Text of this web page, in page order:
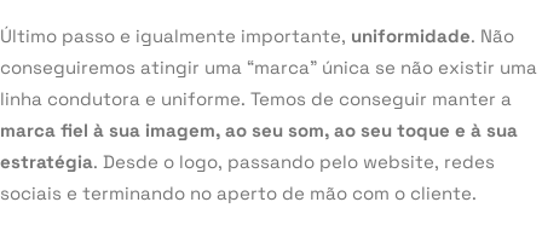
Último passo e igualmente importante, uniformidade. Não
conseguiremos atingir uma “marca” única se não existir uma
linha condutora e uniforme. Temos de conseguir manter a
marca fiel à sua imagem, ao seu som, ao seu toque e à sua
estratégia. Desde o logo, passando pelo website, redes
sociais e terminando no aperto de mão com o cliente.